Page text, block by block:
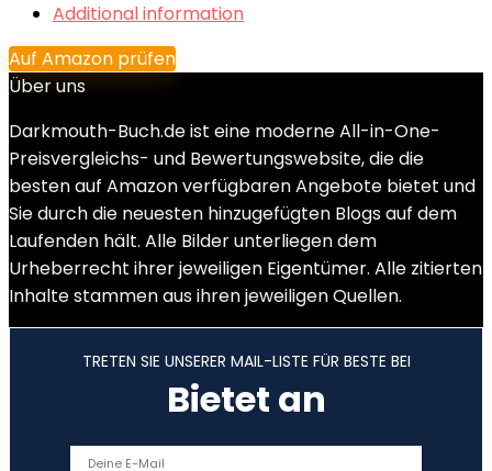
Additional information
Auf Amazon prüfen
Über uns
Darkmouth-Buch.de ist eine moderne All-in-One-
Preisvergleichs- und Bewertungswebsite, die die
besten auf Amazon verfügbaren Angebote bietet und
Sie durch die neuesten hinzugefügten Blogs auf dem
Laufenden hält. Alle Bilder unterliegen dem
Urheberrecht ihrer jeweiligen Eigentümer. Alle zitierten
Inhalte stammen aus ihren jeweiligen Quellen.
TRETEN SIE UNSERER MAIL-LISTE FÜR BESTE BEI
Bietet an